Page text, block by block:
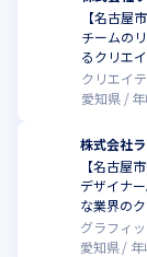
【名古屋
チームの
るクリエ
クリエイ
愛知県
株式会社
【名古屋
デザイナ
な業界の
グラフィ
愛知県
年